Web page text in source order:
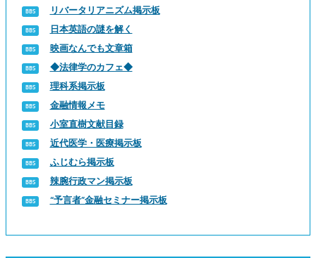
リバータリアニズム掲示板
日本英語の謎を解く
映画なんでも文章箱
◆法律学のカフェ◆
理科系掲示板
金融情報メモ
小室直樹文献目録
近代医学・医療掲示板
ふじむら掲示板
辣腕行政マン掲示板
“予言者”金融セミナー掲示板